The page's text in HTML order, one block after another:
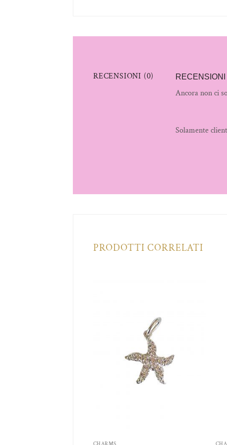
RECENSIONI (0) RECENSIONI
Ancora non ci
Solamente
PRODOTTI CORRELATI